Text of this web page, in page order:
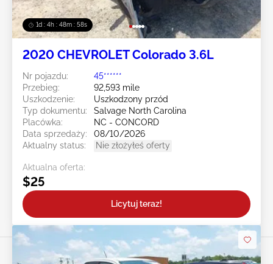
1d : 4h : 48m : 55s
2020 CHEVROLET Colorado 3.6L
Nr pojazdu:
45******
Przebieg:
92,593 mile
Uszkodzenie:
Uszkodzony przód
Typ dokumentu:
Salvage North Carolina
Placówka:
NC - CONCORD
Data sprzedaży:
08/10/2026
Aktualny status:
Nie złożyłeś oferty
Aktualna oferta:
$25
Licytuj teraz!